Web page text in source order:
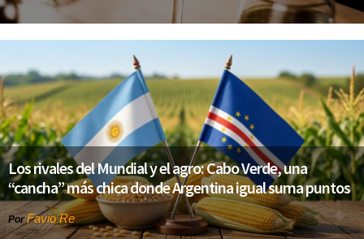
Los rivales del Mundial y el agro: Cabo Verde, una
“cancha” más chica donde Argentina igual suma puntos
Por Favio Re